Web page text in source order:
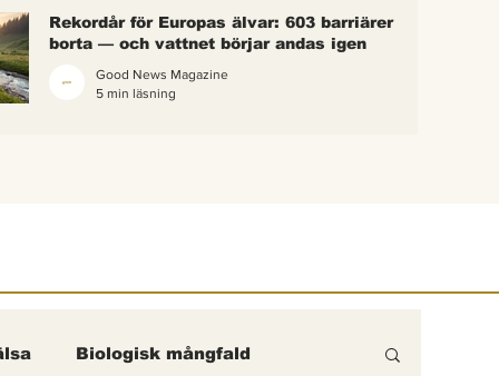
gick
Rekordår för Europas älvar: 603 barriärer
borta — och vattnet börjar andas igen
Good News Magazine
5 min läsning
Biologisk mångfald